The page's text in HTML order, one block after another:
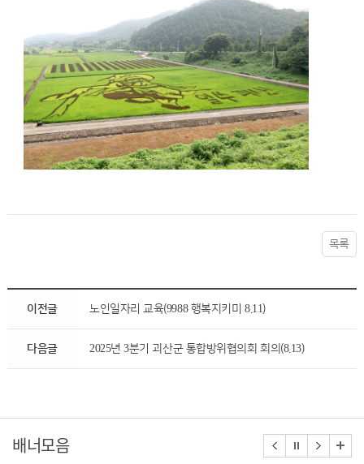
목록
이전글 노인일자리 교육(9988 행복지키미 8.11)
다음글 2025년 3분기 괴산군 통합방위협의회 회의(8.13)
배너모음